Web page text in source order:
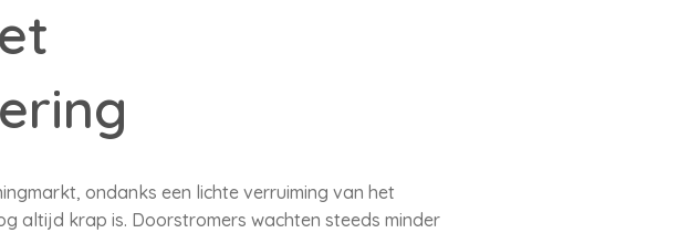
ondanks een lichte verruiming van het
altijd krap is. Doorstromers wachten steeds minder